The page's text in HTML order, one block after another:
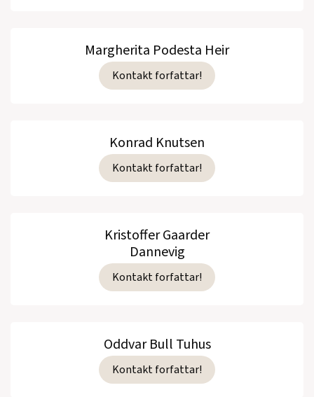
Margherita Podesta Heir
Kontakt forfattar!
Konrad Knutsen
Kontakt forfattar!
Kristoffer Gaarder
Dannevig
Kontakt forfattar!
Oddvar Bull Tuhus
Kontakt forfattar!